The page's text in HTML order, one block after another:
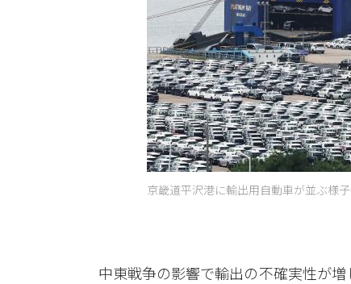
京畿道平沢港に輸出用自動車が並ぶ様
中東戦争の影響で輸出の不確実性が